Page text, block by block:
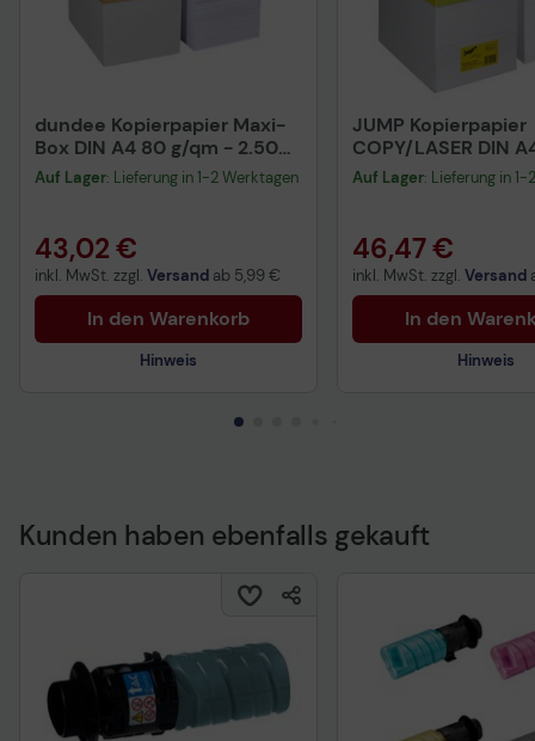
dundee Kopierpapier Maxi-
Box DIN A4 80 g/qm - 2.500
Blatt
Auf Lager: Lieferung in 1-2 Werktagen
43,02 €
inkl. MwSt. zzgl. Versand ab 5,99 €
In den Warenkorb
Hinweis
JUMP Kopierpapier
COPY/LASER DIN
Auf Lager: Lieferung in
46,47 €
inkl. MwSt. zzgl. Versand
In den
Hinweis
Kunden haben ebenfalls gekauft